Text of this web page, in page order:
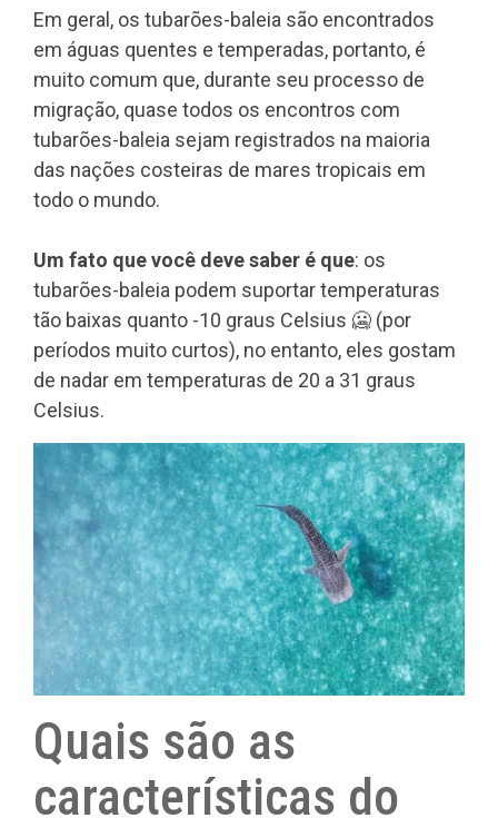
Em geral, os tubarões-baleia são encontrados
em águas quentes e temperadas, portanto, é
muito comum que, durante seu processo de
migração, quase todos os encontros com
tubarões-baleia sejam registrados na maioria
das nações costeiras de mares tropicais em
todo o mundo.
Um fato que você deve saber é que: os
tubarões-baleia podem suportar temperaturas
tão baixas quanto -10 graus Celsius 🥶 (por
períodos muito curtos), no entanto, eles gostam
de nadar em temperaturas de 20 a 31 graus
Celsius.
Quais são as
características do